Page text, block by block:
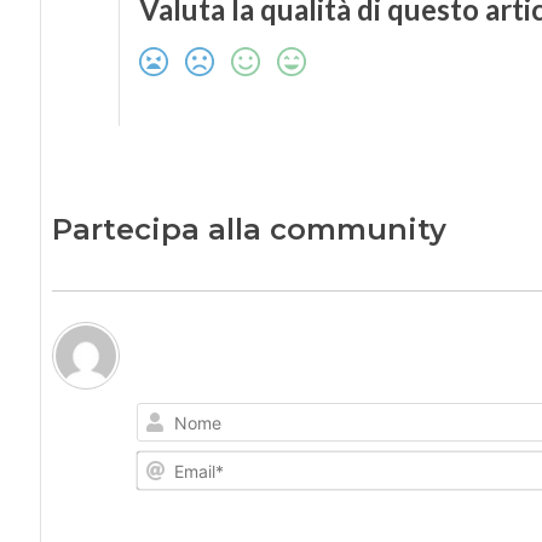
Valuta la qualità di questo
Partecipa alla community